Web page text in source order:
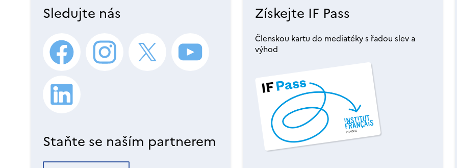
Sledujte nás
Staňte se naším partnerem
Získejte IF Pass
Členskou kartu do mediatéky s řadou slev a
výhod